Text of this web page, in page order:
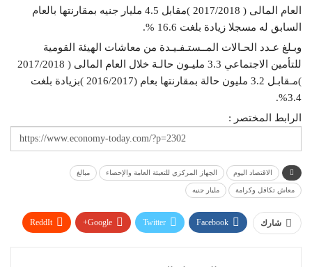
العام المالى ( 2017/2018 )مقابل 4.5 مليار جنيه بمقارنتها بالعام
السابق له مسجلا زيادة بلغت 16.6 %.
وبـلغ عـدد الحـالات المــستـفـيـدة من معاشات الهيئة القومية
للتأمين الاجتماعي 3.3 مليـون حالـة خلال العام المالى ( 2017/2018
)مـقابـل 3.2 مليون حالة بمقارنتها بعام (2016/2017 )بزيادة بلغت
3.4%.
الرابط المختصر :
الاقتصاد اليوم الجهاز المركزي للتعبئة العامة والإحصاء مبالغ
معاش تكافل وكرامة مليار جنيه
شارك Facebook
Twitter
Google+
ReddIt